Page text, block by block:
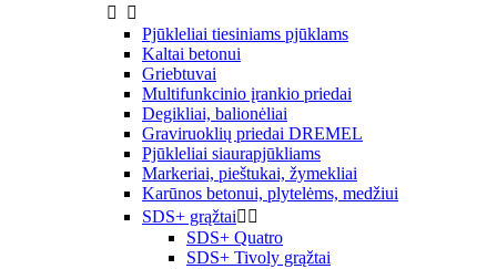


Pjūkleliai tiesiniams pjūklams
Kaltai betonui
Griebtuvai
Multifunkcinio įrankio priedai
Degikliai, balionėliai
Graviruoklių priedai DREMEL
Pjūkleliai siaurapjūkliams
Markeriai, pieštukai, žymekliai
Karūnos betonui, plytelėms, medžiui
SDS+ grąžtai 
SDS+ Quatro
SDS+ Tivoly grąžtai